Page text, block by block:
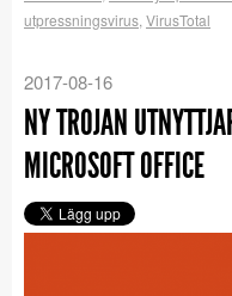
utpressningsvirus VirusTotal
2017-08-16
NY TROJAN
MICROSOFT OFFICE